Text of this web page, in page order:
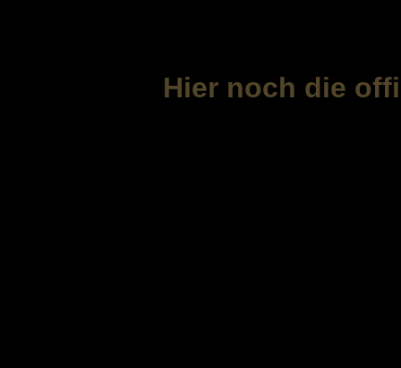
Hier noch die